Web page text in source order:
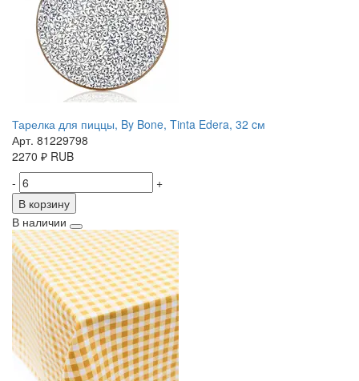
Тарелка для пиццы, By Bone, Tinta Edera, 32 cм
Арт. 81229798
2270 ₽ RUB
-
+
В корзину
В наличии